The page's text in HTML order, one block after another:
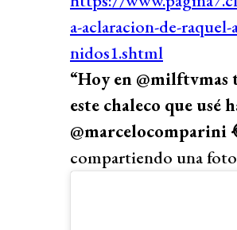
“Hoy en @milftvmas
este chaleco que usé
@marcelocomparini
compartiendo una